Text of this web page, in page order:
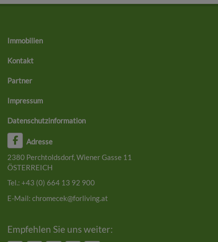
Immobilien
Kontakt
Partner
Impressum
Datenschutzinformation
Adresse
2380 Perchtoldsdorf, Wiener Gasse 11
ÖSTERREICH
Tel.: +43 (0) 664 13 92 900
E-Mail: chromecek@forliving.at
Empfehlen Sie uns weiter: